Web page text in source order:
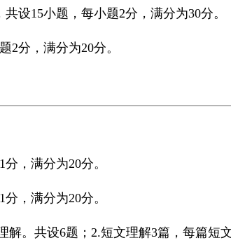
设15小题，每小题2分，满分为30分。
2分，满分为20分。
，满分为20分。
，满分为20分。
解。共设6题；2.短文理解3篇，每篇